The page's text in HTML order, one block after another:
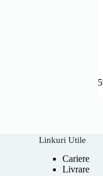
Linkuri Utile
Cariere
Livrare